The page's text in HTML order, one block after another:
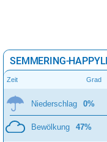
SEMMERING-
Zeit Grad
Niederschlag 0%
Bewölkung 47%